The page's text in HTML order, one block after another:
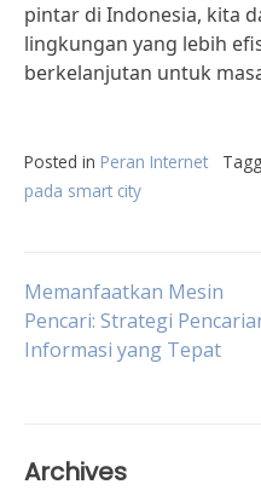
pintar di Indonesia, kita
lingkungan yang lebih
berkelanjutan untuk
Posted in Peran Internet
pada smart city
Post
navigation
Memanfaatkan Mesin
Pencari: Strategi
Informasi yang Tepat
Archives